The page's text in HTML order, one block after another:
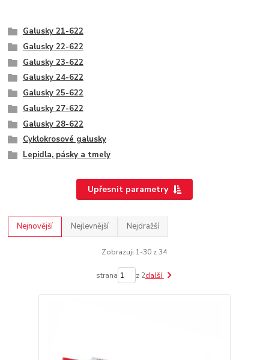
Galusky 21-622
Galusky 22-622
Galusky 23-622
Galusky 24-622
Galusky 25-622
Galusky 27-622
Galusky 28-622
Cyklokrosové galusky
Lepidla, pásky a tmely
Upřesnit parametry
Nejnovější Nejlevnější Nejdražší
Zobrazuji 1-30 z 34
strana z 2další